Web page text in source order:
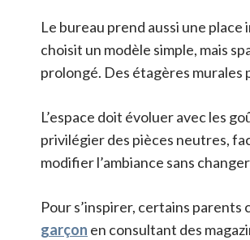
Le bureau prend aussi une
choisit un modèle simple, mais
prolongé. Des étagères
L’espace doit évoluer avec les
privilégier des pièces neutres,
modifier l’ambiance sans
Pour s’inspirer, certains parents
garçon en consultant des